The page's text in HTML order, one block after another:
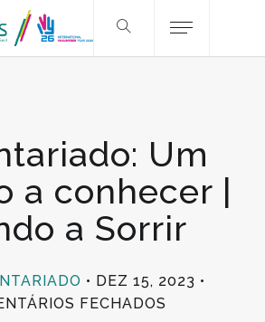
Um
a conhecer |
a Sorrir
DEZ 15, 2023
FECHADOS